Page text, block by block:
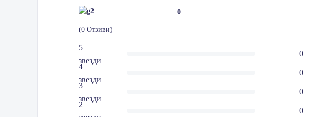
0
(0 Отзиви)
5
звезди
0
4
звезди
0
3
звезди
0
2
0